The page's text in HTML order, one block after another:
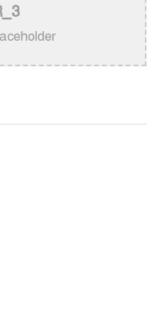
পরিচালক হিসেবে
পড়া বাংলা গানের অমর